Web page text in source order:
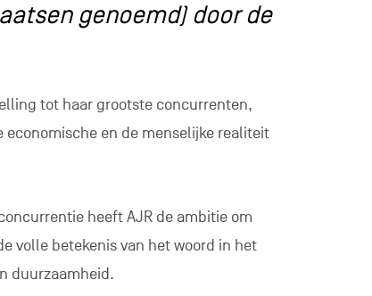
genoemd) door de
tot haar grootste concurrenten,
en de menselijke realiteit
heeft AJR de ambitie om
volle betekenis van het woord in het
duurzaamheid.